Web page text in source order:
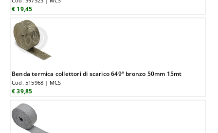
€ 19,45
Benda termica collettori di scarico 649° bronzo 50mm 15mt
Cod. 515968 | MCS
€ 39,85